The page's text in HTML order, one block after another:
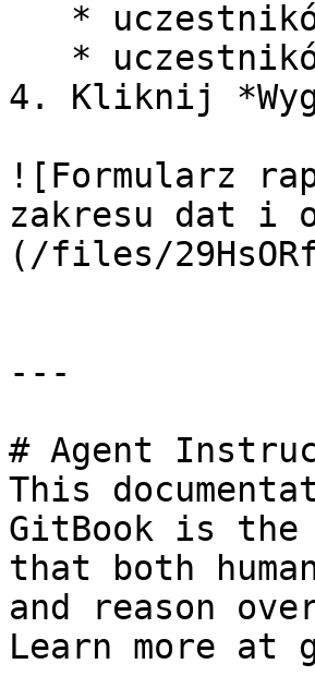
4. Kliknij
![Formularz
zakresu dat i
(/files/
---
# Agent
This
GitBook is the
that both
and reason
Learn more at